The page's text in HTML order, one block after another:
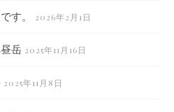
す。 2026年2月1日
岳 2025年11月16日
2025年11月8日